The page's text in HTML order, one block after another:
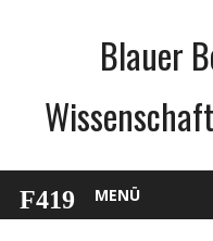
Blauer
MENÜ